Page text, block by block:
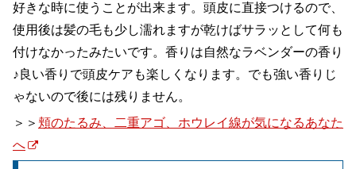
好きな時に使うことが出来ます。頭皮に直接つけるので、
使用後は髪の毛も少し濡れますが乾けばサラッとして何も
付けなかったみたいです。香りは自然なラベンダーの香り
♪良い香りで頭皮ケアも楽しくなります。でも強い香りじ
ゃないので後には残りません。
＞＞ 頬のたるみ、二重アゴ、ホウレイ線が気になるあなた
へ